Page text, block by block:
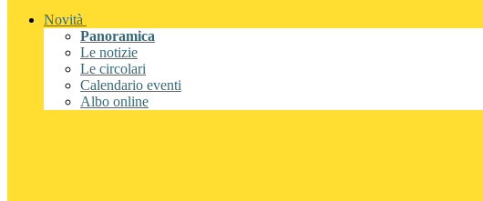
Novità
Panoramica
Le notizie
Le circolari
Calendario eventi
Albo online